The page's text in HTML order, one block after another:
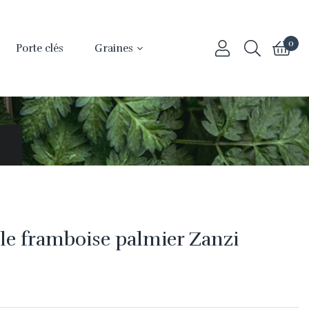
Porte clés Graines 0
framboise palmier Zanzi